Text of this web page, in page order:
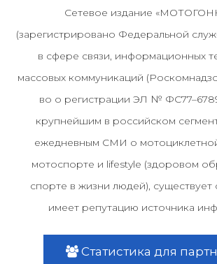
Сетевое издание
(зарегистрировано Федеральной
в сфере связи, информационных
массовых коммуникаций
во о регистрации ЭЛ №
крупнейшим в российском
ежедневным СМИ о
мотоспорте и lifestyle (здоровом
спорте в жизни людей), существует
имеет репутацию источника
Статистика для